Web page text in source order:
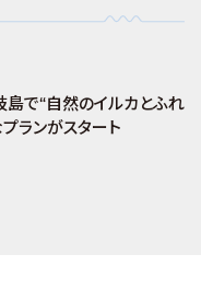
島で“自然のイルカとふれ
ランがスタート